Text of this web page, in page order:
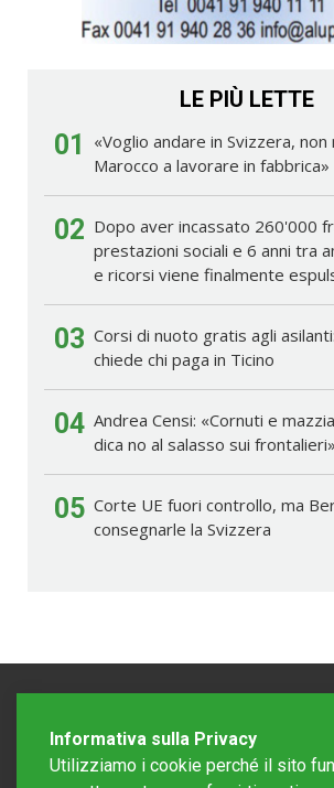
LE PIÙ LETTE
01
«Voglio andare in Svizzera, non
Marocco a lavorare in fabbrica»
02 Dopo aver incassato 260'000
prestazioni sociali e 6 anni tra
e ricorsi viene finalmente
03 Corsi di nuoto gratis agli
chiede chi paga in Ticino
04 Andrea Censi: «Cornuti e
dica no al salasso sui frontalieri»
05 Corte UE fuori controllo, ma
consegnarle la Svizzera
Informativa sulla Privacy
Utilizziamo i cookie perché il sito